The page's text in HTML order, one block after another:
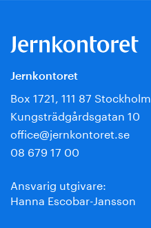
Jernkontoret
Box 1721, 111 87 Stockholm
Kungsträdgårdsgatan 10
office@jernkontoret.se
08 679 17 00
Ansvarig utgivare:
Hanna Escobar-Jansson